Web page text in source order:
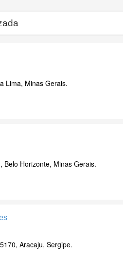
Lima, Minas Gerais.
Belo Horizonte, Minas Gerais.
Aracaju, Sergipe.